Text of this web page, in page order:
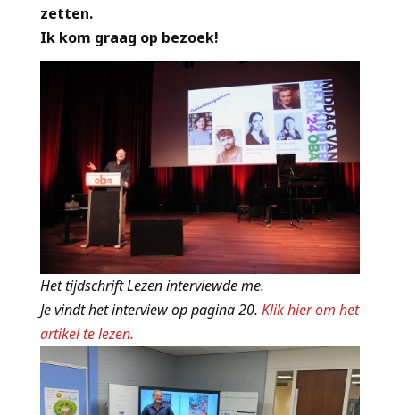
zetten.
Ik kom graag op bezoek!
Het tijdschrift Lezen interviewde me.
Je vindt het interview op pagina 20. Klik hier om het
artikel te lezen.